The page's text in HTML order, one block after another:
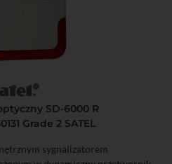
SD-6000 R
Grade 2 SATEL
sygnalizatorem